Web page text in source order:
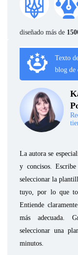
diseñado más de
Texto
blog de
La autora se
y concisos.
seleccionar la
tuyo, por lo que
Entiende
más adecuada.
seleccionar una
minutos.